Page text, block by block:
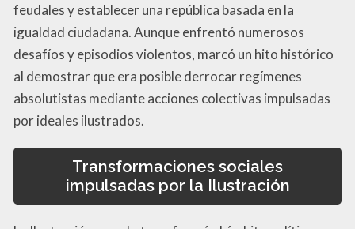
feudales y establecer una república basada en la
igualdad ciudadana. Aunque enfrentó numerosos
desafíos y episodios violentos, marcó un hito histórico
al demostrar que era posible derrocar regímenes
absolutistas mediante acciones colectivas impulsadas
por ideales ilustrados.
Transformaciones sociales
impulsadas por la Ilustración